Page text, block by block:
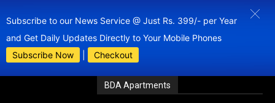
Subscribe to our News Service @ Just Rs. 399/- per Year
and Get Daily Updates Directly to Your Mobile Phones
Subscribe Now
Checkout
BDA Apartments